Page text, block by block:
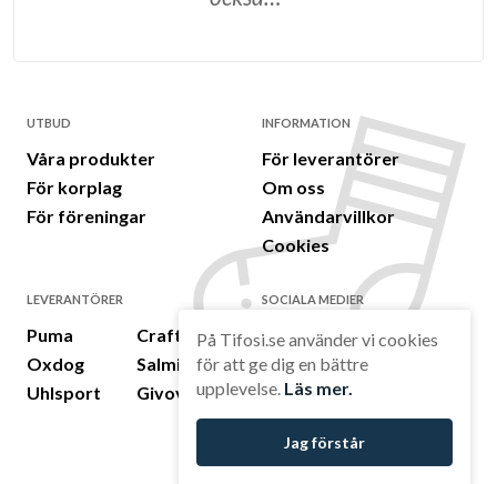
UTBUD
Våra produkter
För korplag
För föreningar
INFORMATION
För leverantörer
Om oss
Användarvillkor
Cookies
LEVERANTÖRER
Puma
Oxdog
Uhlsport
Craft
Salming
Givova
SOCIALA MEDIER
LinkedIn
Facebook
Instagram
På Tifosi.se använder vi cookies
för att ge dig en bättre
upplevelse. Läs mer.
Jag förstår